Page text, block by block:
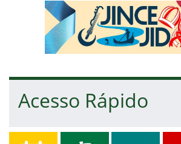
Jince 2025
Acesso Rápido